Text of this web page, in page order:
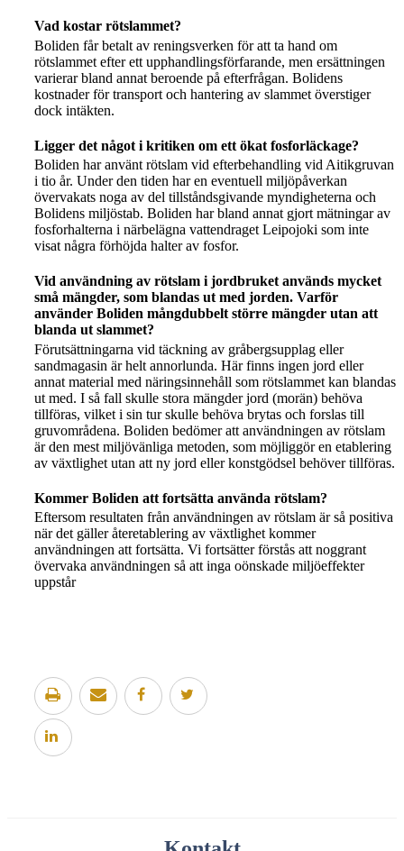
Vad kostar rötslammet?
Boliden får betalt av reningsverken för att ta hand om
rötslammet efter ett upphandlingsförfarande, men ersättningen
varierar bland annat beroende på efterfrågan. Bolidens
kostnader för transport och hantering av slammet överstiger
dock intäkten.
Ligger det något i kritiken om ett ökat fosforläckage?
Boliden har använt rötslam vid efterbehandling vid Aitikgruvan
i tio år. Under den tiden har en eventuell miljöpåverkan
övervakats noga av del tillståndsgivande myndigheterna och
Bolidens miljöstab. Boliden har bland annat gjort mätningar av
fosforhalterna i närbelägna vattendraget Leipojoki som inte
visat några förhöjda halter av fosfor.
Vid användning av rötslam i jordbruket används mycket
små mängder, som blandas ut med jorden. Varför
använder Boliden mångdubbelt större mängder utan att
blanda ut slammet?
Förutsättningarna vid täckning av gråbergsupplag eller
sandmagasin är helt annorlunda. Här finns ingen jord eller
annat material med näringsinnehåll som rötslammet kan blandas
ut med. I så fall skulle stora mängder jord (morän) behöva
tillföras, vilket i sin tur skulle behöva brytas och forslas till
gruvområdena. Boliden bedömer att användningen av rötslam
är den mest miljövänliga metoden, som möjliggör en etablering
av växtlighet utan att ny jord eller konstgödsel behöver tillföras.
Kommer Boliden att fortsätta använda rötslam?
Eftersom resultaten från användningen av rötslam är så positiva
när det gäller återetablering av växtlighet kommer
användningen att fortsätta. Vi fortsätter förstås att noggrant
övervaka användningen så att inga oönskade miljöeffekter
uppstår